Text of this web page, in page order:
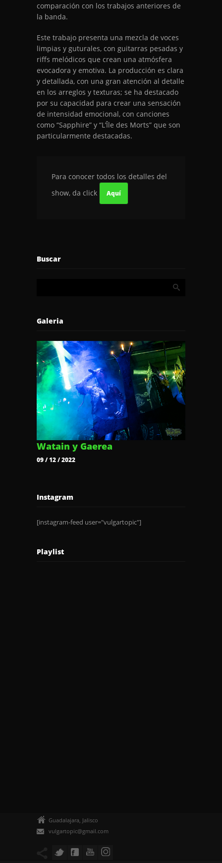
comparación con los trabajos anteriores de
la banda.
Este trabajo presenta una mezcla de voces
limpias y guturales, con guitarras pesadas y
riffs melódicos que crean una atmósfera
evocadora y emotiva. La producción es clara
y detallada, con una gran atención al detalle
en los arreglos y texturas; se ha destacado
por su capacidad para crear una sensación
de intensidad emocional, con canciones
como “Sapphire” y “L’Île des Morts” que son
particularmente destacadas.
Para conocer todos los detalles del
show, da click
Aquí
Buscar
Galeria
Watain y Gaerea
09 / 12 / 2022
Instagram
[instagram-feed user="vulgartopic"]
Playlist
Guadalajara, Jalisco
vulgartopic@gmail.com